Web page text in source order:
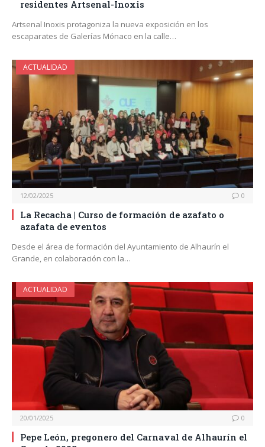
residentes Artsenal-Inoxis
Artsenal Inoxis protagoniza la nueva exposición en los
escaparates de Galerías Mónaco en la calle…
ACTUALIDAD
12/02/2025 0
La Recacha | Curso de formación de azafato o
azafata de eventos
Desde el área de formación del Ayuntamiento de Alhaurín el
Grande, en colaboración con la…
ACTUALIDAD
20/01/2025 0
Pepe León, pregonero del Carnaval de Alhaurín el